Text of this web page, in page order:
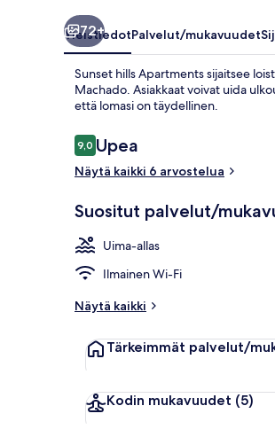
72+
YleistiedotPalvelut/mukavuudet
Sunset hills Apartments sijaitsee
Machado. Asiakkaat voivat uida
että lomasi on täydellinen.
Arvostelut
9,09,0 kautta 10.
Upea
Näytä kaikki 6 arvostelua
Suositut palvelut/
Uima-allas
Ilmainen Wi-Fi
Näytä kaikki
Tärkeimmät palvelut/
Kodin mukavuudet (5)